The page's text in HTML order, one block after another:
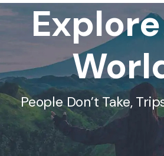
People Don’t Take,